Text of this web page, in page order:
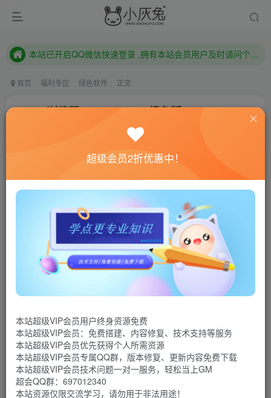
本站已开启QQ微信快速登录 ,拥有本站会员用户及时请问个人中心绑定！
本站已开启QQ微信快速登录 ,拥有本站会员用户及时请问个人中心绑定！
首页 福利专区 绿色软件 正文
Opera浏览器v90.0.4480.48绿色版
联网教程： 内附教程
单机教程： 内附教程
不懂的话联系客服！！！
Opera是来自挪威的一个极为出色的网络浏览套件,具有
速度快、节省系统资源、定制能力强、安全性高以及体积小
等特点,目前已经是广受欢迎的浏览器之一。多文档接 口
势、浏览历史记忆、防止恶意弹出窗口、全屏模式、对
HTML 标准的支持、整合电子邮件与新闻群组以及让用户自
定义按钮、皮肤、工具栏等等,都使 Opera 多年来倍受喜爱。
软件截图
超级会员2折优惠中！
本站超级VIP会员用户终身资源免费
本站超级VIP会员：免费搭建、内容修复、技术支持等服务
本站超级VIP会员优先获得个人所需资源
本站超级VIP会员专属QQ群，版本修复、更新内容免费下载
本站超级VIP会员技术问题一对一服务，轻松当上GM
超会QQ群：697012340
本站资源仅限交流学习，请勿用于非法用途！